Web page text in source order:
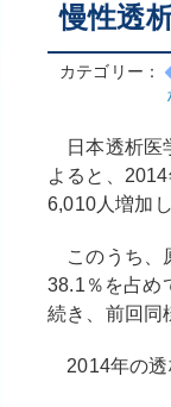
慢性透
カテゴリー：
日本透析医
よると、
6,010人増加
このうち、
38.1％を占め
続き、前回同
2014年の透